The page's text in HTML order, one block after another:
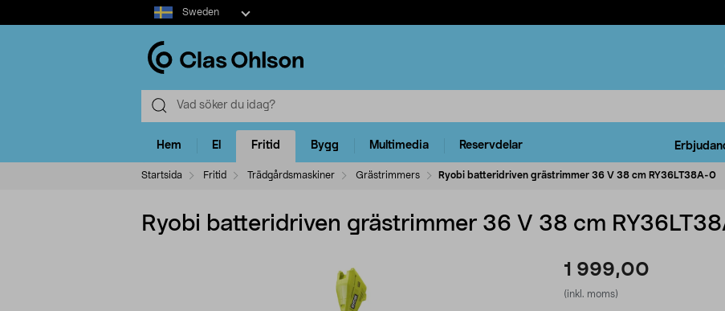
Select
market
Sweden
Hem El Fritid Bygg Multimedia Reservdelar
Startsida Fritid Trädgårdsmaskiner Grästrimmers Ryobi batteridriven grästrimmer 36 V 38 cm RY36LT38A-0
Ryobi batteridriven grästrimmer 36 V 38 cm
1 999,00
(inkl. moms)